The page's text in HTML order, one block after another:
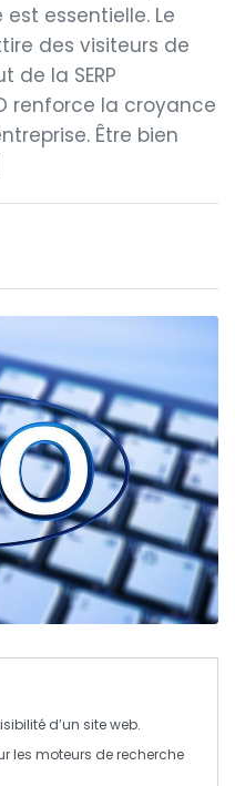
essentielle. Le
des visiteurs de
de la SERP
renforce la croyance
Être bien
d’un site web.
les moteurs de recherche